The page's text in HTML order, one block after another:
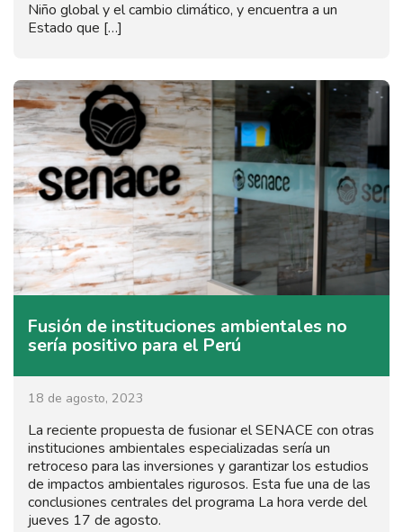
Niño global y el cambio climático, y encuentra a un
Estado que […]
Fusión de instituciones ambientales no
sería positivo para el Perú
18 de agosto, 2023
La reciente propuesta de fusionar el SENACE con otras
instituciones ambientales especializadas sería un
retroceso para las inversiones y garantizar los estudios
de impactos ambientales rigurosos. Esta fue una de las
conclusiones centrales del programa La hora verde del
jueves 17 de agosto.